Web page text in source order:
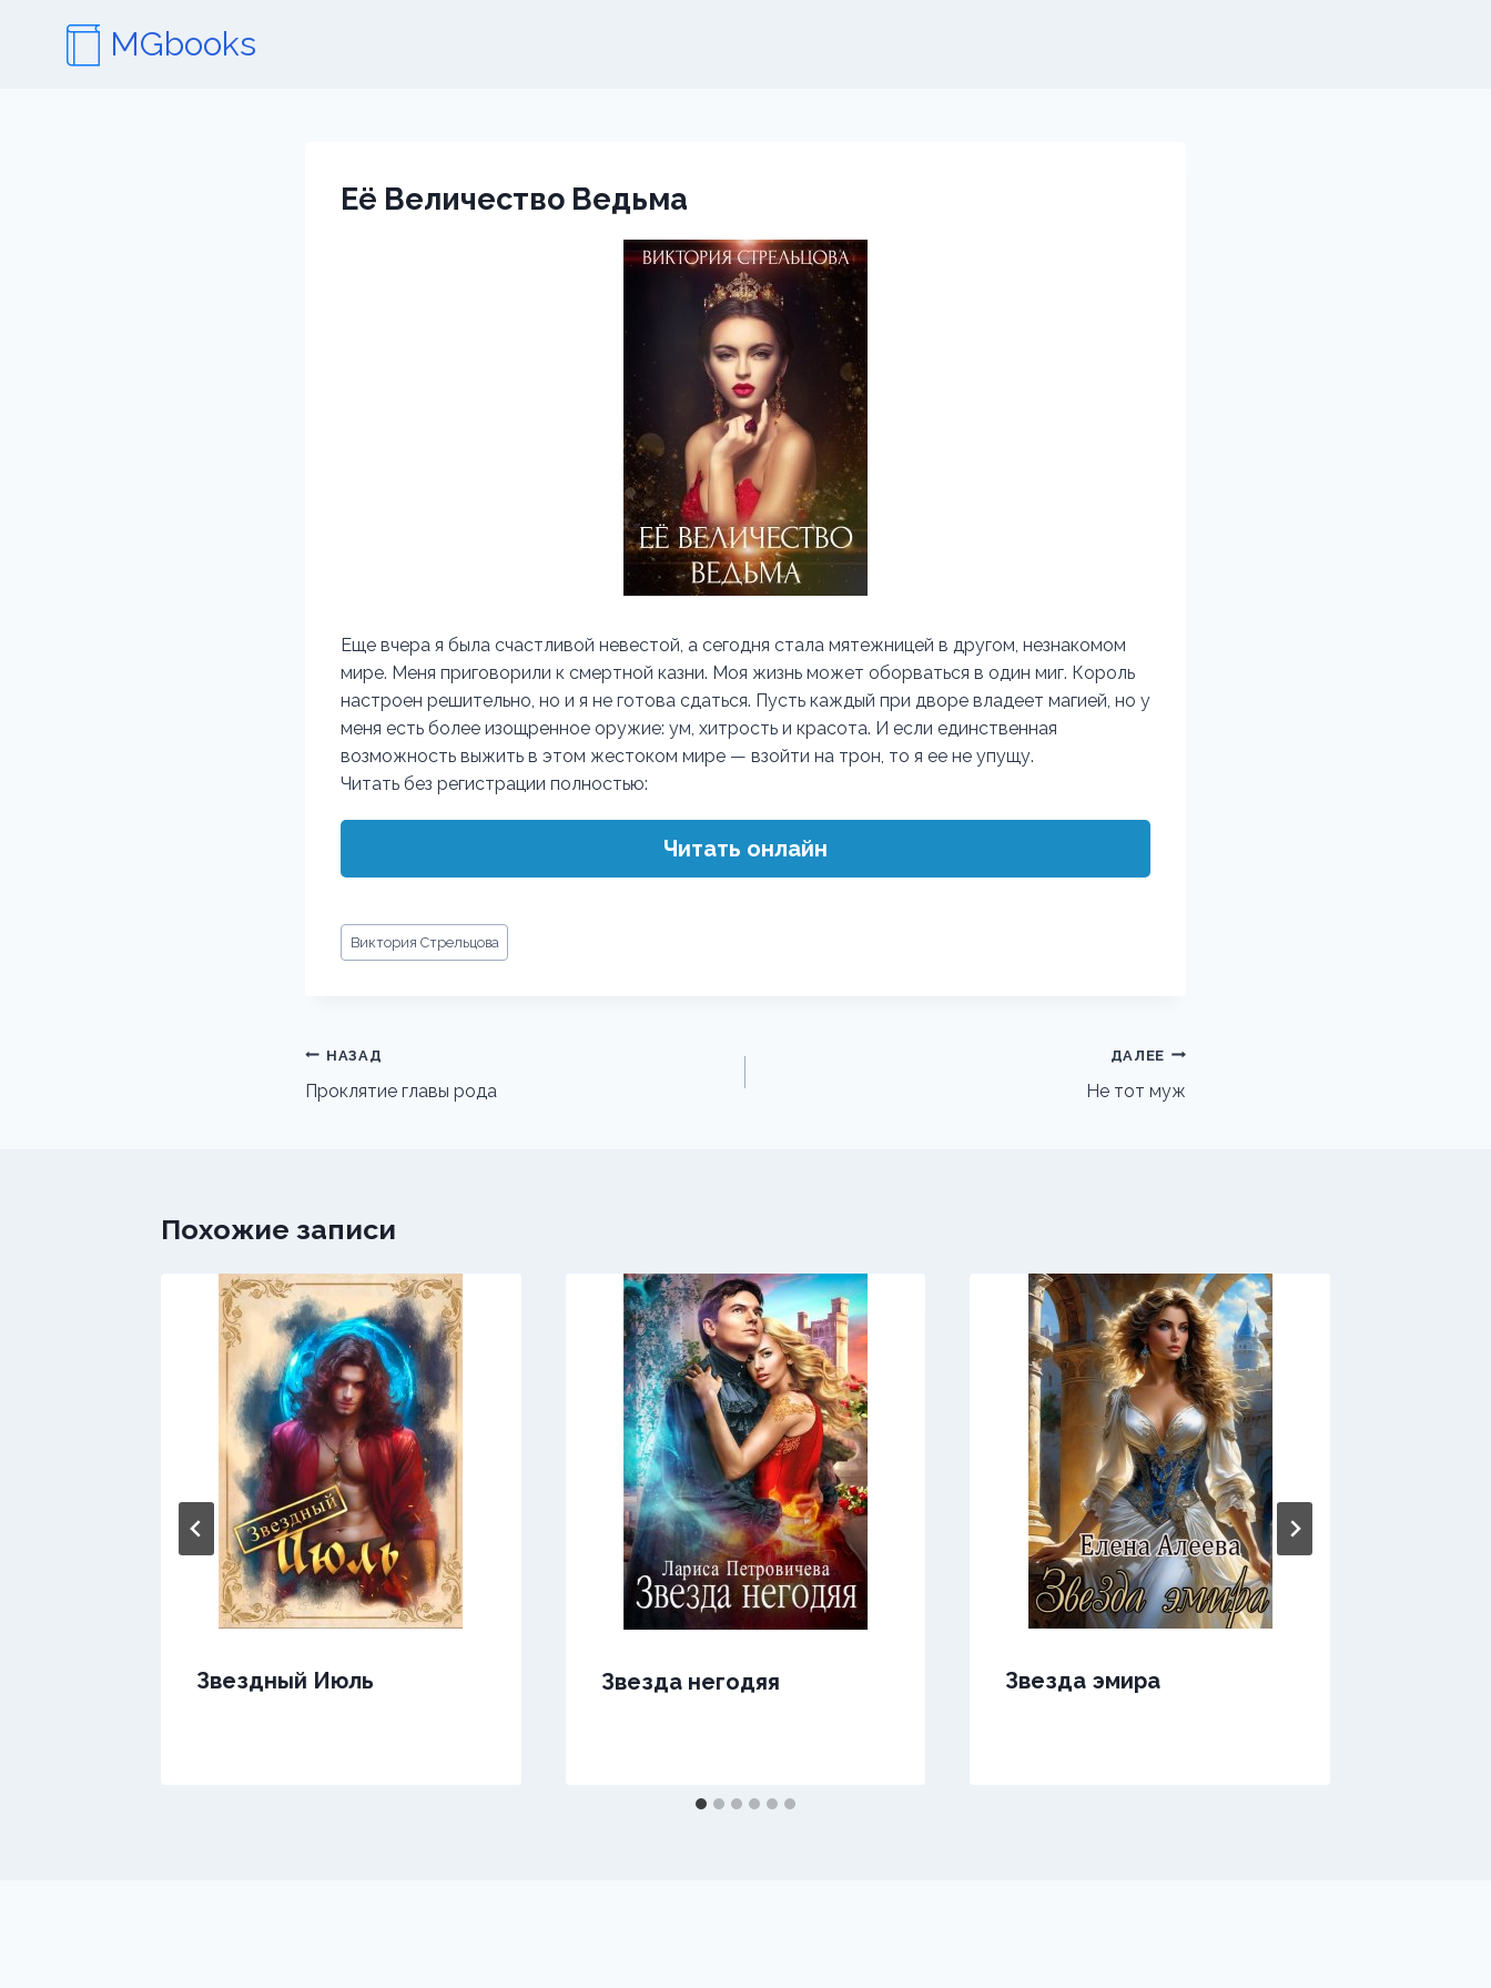
содержимому
MGbooks
Её Величество Ведьма
Еще вчера я была счастливой невестой, а сегодня стала мятежницей в другом, незнакомом
мире. Меня приговорили к смертной казни. Моя жизнь может оборваться в один миг. Король
настроен решительно, но и я не готова сдаться. Пусть каждый при дворе владеет магией, но у
меня есть более изощренное оружие: ум, хитрость и красота. И если единственная
возможность выжить в этом жестоком мире — взойти на трон, то я ее не упущу.
Читать без регистрации полностью:
Читать онлайн
Метки
записи:
Виктория Стрельцова
Навигация
по
НАЗАД
Проклятие главы рода
ДАЛЕЕ
Не тот муж
Похожие записи
Звездный Июль Звезда негодяя Звезда эмира